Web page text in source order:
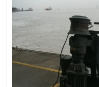
LNG鹤管
平台栈桥
装车鹤管